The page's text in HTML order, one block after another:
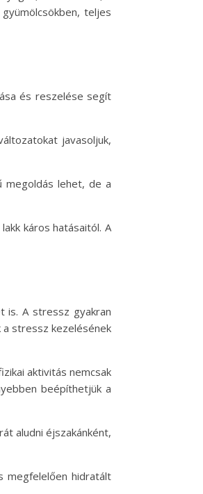
teljes
és reszelése segít
javasoljuk,
lehet, de a
káros hatásaitól. A
is. A stressz gyakran
stressz kezelésének
aktivitás nemcsak
beépíthetjük a
aludni éjszakánként,
megfelelően hidratált